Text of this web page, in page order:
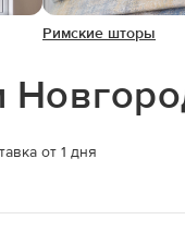
Римские шторы
от 1 дня